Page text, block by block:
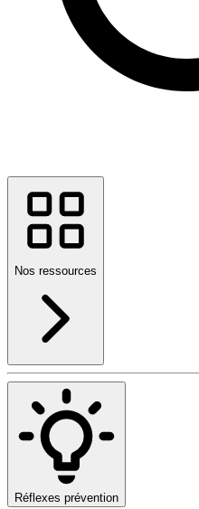
Nos ressources
Réflexes prévention